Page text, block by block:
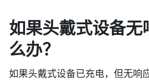
如果头戴式设备无
么办？
如果头戴式设备已充电，但无响